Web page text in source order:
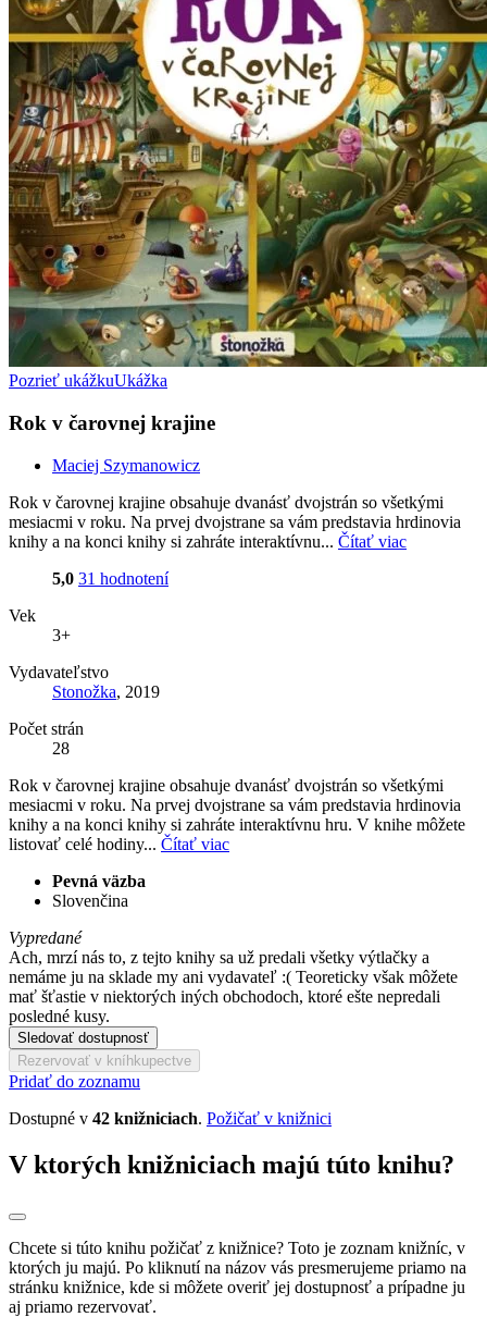
Pozrieť ukážkuUkážka
Rok v čarovnej krajine
Maciej Szymanowicz
Rok v čarovnej krajine obsahuje dvanásť dvojstrán so všetkými
mesiacmi v roku. Na prvej dvojstrane sa vám predstavia hrdinovia
knihy a na konci knihy si zahráte interaktívnu... Čítať viac
5,0 31 hodnotení
Vek
3+
Vydavateľstvo
Stonožka, 2019
Počet strán
28
Rok v čarovnej krajine obsahuje dvanásť dvojstrán so všetkými
mesiacmi v roku. Na prvej dvojstrane sa vám predstavia hrdinovia
knihy a na konci knihy si zahráte interaktívnu hru. V knihe môžete
listovať celé hodiny... Čítať viac
Pevná väzba
Slovenčina
Vypredané
Ach, mrzí nás to, z tejto knihy sa už predali všetky výtlačky a
nemáme ju na sklade my ani vydavateľ :( Teoreticky však môžete
mať šťastie v niektorých iných obchodoch, ktoré ešte nepredali
posledné kusy.
Sledovať dostupnosť
Rezervovať v kníhkupectve
Pridať do zoznamu
Dostupné v 42 knižniciach. Požičať v knižnici
V ktorých knižniciach majú túto knihu?
Chcete si túto knihu požičať z knižnice? Toto je zoznam knižníc, v
ktorých ju majú. Po kliknutí na názov vás presmerujeme priamo na
stránku knižnice, kde si môžete overiť jej dostupnosť a prípadne ju
aj priamo rezervovať.